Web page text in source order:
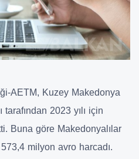
AETM, Kuzey Makedonya
2023 yılı için
Buna göre Makedonyalılar
milyon avro harcadı.